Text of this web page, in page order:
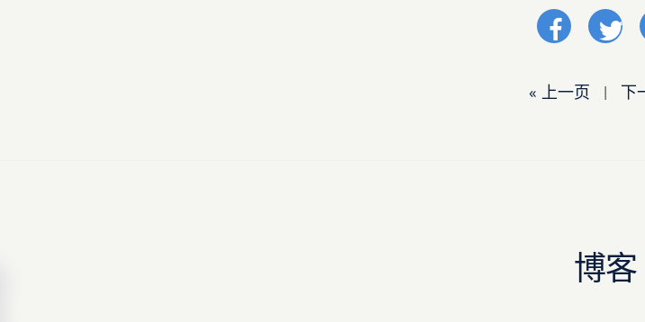
« 上一页 | 下
博客